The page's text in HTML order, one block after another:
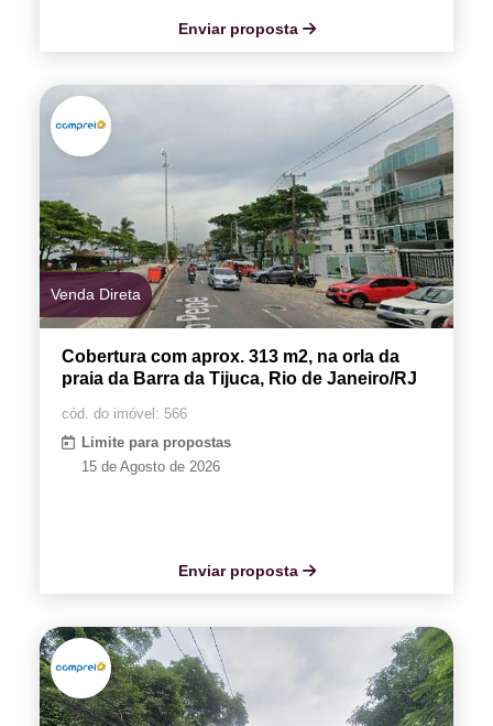
Enviar proposta
Venda Direta
Cobertura com aprox. 313 m2, na orla da
praia da Barra da Tijuca, Rio de Janeiro/RJ
cód. do imóvel: 566
Limite para propostas
15 de Agosto de 2026
Enviar proposta